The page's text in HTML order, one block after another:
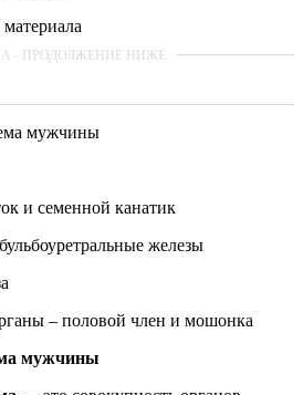
мужчины
и семенной канатик
железы
– половой член и мошонка
мужчины